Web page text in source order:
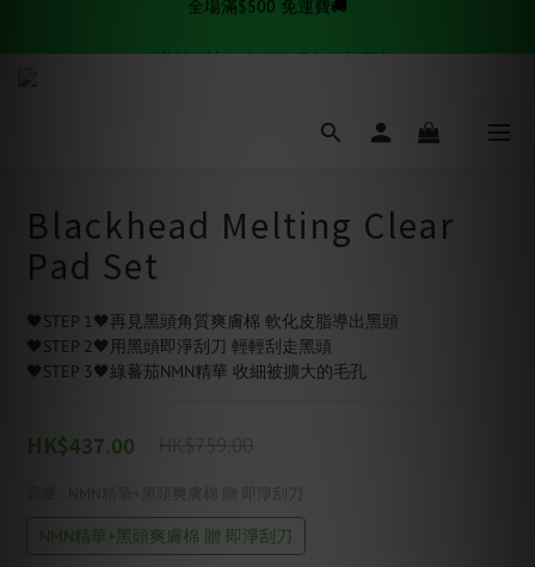
✨逆齡秘訣✨ 金絲拉提套組熱賣中
Blackhead Melting Clear
Pad Set
🖤STEP 1🖤再見黑頭角質爽膚棉 軟化皮脂導出黑頭
🖤STEP 2🖤用黑頭即淨刮刀 輕輕刮走黑頭
🖤STEP 3🖤綠蕃茄NMN精華 收細被擴大的毛孔
HK$759.00
HK$437.00
: NMN精華+黑頭爽膚棉 贈 即淨刮刀
NMN精華+黑頭爽膚棉 贈 即淨刮刀